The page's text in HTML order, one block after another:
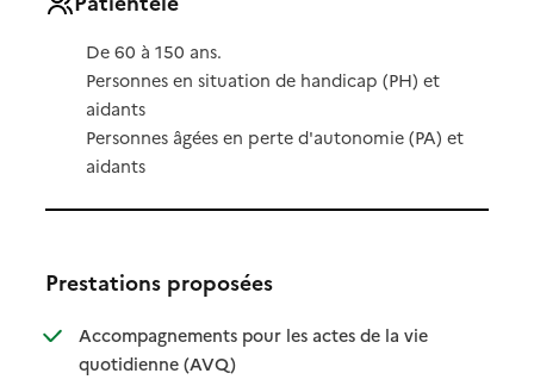
De 60 à 150 ans.
Personnes en situation de handicap (PH) et
aidants
Personnes âgées en perte d'autonomie (PA) et
aidants
Prestations proposées
Accompagnements pour les actes de la vie
quotidienne (AVQ): disponible
: non disponible